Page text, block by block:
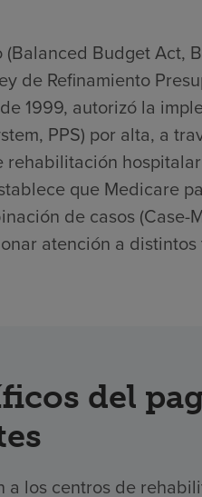
Budget Act,
de Refinamiento
1999, autorizó la
PPS) por alta, a
rehabilitación
que Medicare
de casos (Case-
atención a
del
los centros de